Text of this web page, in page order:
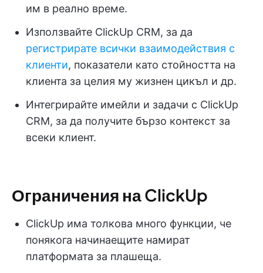
им в реално време.
Използвайте ClickUp CRM, за да
регистрирате всички взаимодействия с
клиенти, показатели като стойността на
клиента за целия му жизнен цикъл и др.
Интегрирайте имейли и задачи с ClickUp
CRM, за да получите бързо контекст за
всеки клиент.
Ограничения на ClickUp
ClickUp има толкова много функции, че
понякога начинаещите намират
платформата за плашеща.